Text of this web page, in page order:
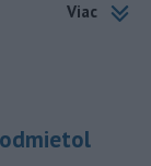
Viac
odmietol